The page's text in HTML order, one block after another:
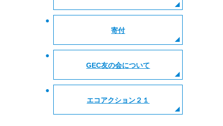
寄付
GEC友の会について
エコアクション２１